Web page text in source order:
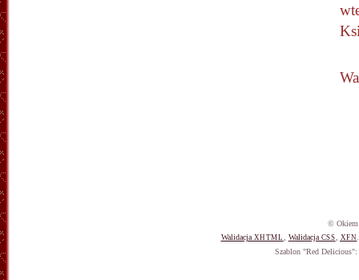
© Okiem
Walidacja XHTML , Walidacja CSS, XFN
Szablon "Red Delicious":